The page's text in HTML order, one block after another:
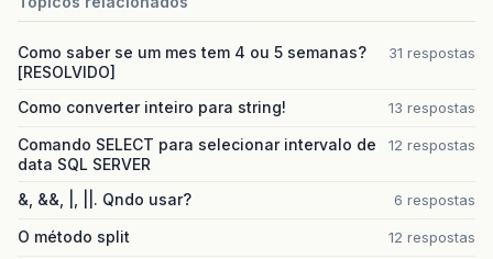
Como saber se um mes tem 4 ou 5 semanas?
[RESOLVIDO]
31 respostas
Como converter inteiro para string! 13 respostas
Comando SELECT para selecionar intervalo de
data SQL SERVER
12 respostas
&, &&, |, ||. Qndo usar? 6 respostas
O método split 12 respostas